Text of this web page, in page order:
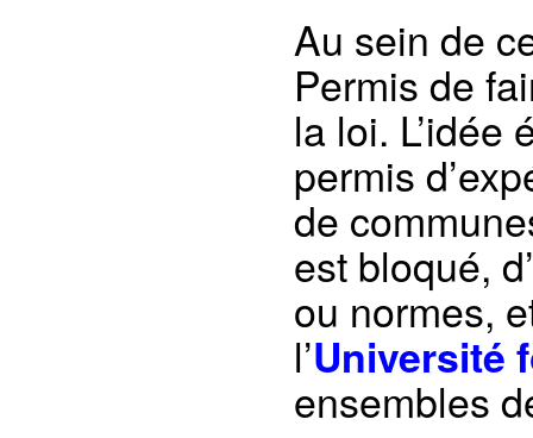
Au sein de
Permis de
la loi. L’idée
permis
de
est bloqué,
ou normes,
l’Université
ensembles